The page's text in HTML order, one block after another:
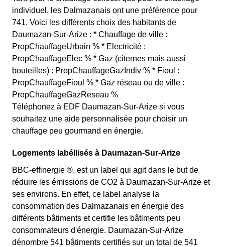
individuel, les Dalmazanais ont une préférence pour
741. Voici les différents choix des habitants de
Daumazan-Sur-Arize : * Chauffage de ville :
PropChauffageUrbain % * Electricité :
PropChauffageElec % * Gaz (citernes mais aussi
bouteilles) : PropChauffageGazIndiv % * Fioul :
PropChauffageFioul % * Gaz réseau ou de ville :
PropChauffageGazReseau %
Téléphonez à EDF Daumazan-Sur-Arize si vous
souhaitez une aide personnalisée pour choisir un
chauffage peu gourmand en énergie.
Logements labéllisés à Daumazan-Sur-Arize
BBC-effinergie ®, est un label qui agit dans le but de
réduire les émissions de CO2 à Daumazan-Sur-Arize et
ses environs. En effet, ce label analyse la
consommation des Dalmazanais en énergie des
différents bâtiments et certifie les bâtiments peu
consommateurs d'énergie. Daumazan-Sur-Arize
dénombre 541 bâtiments certifiés sur un total de 541